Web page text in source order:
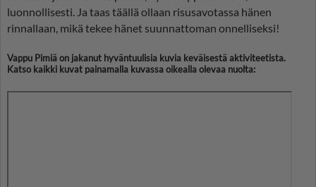
luonnollisesti. Ja taas täällä ollaan risusavotassa hänen
rinnallaan, mikä tekee hänet suunnattoman onnelliseksi!
Vappu Pimiä on jakanut hyväntuulisia kuvia keväisestä aktiviteetista.
Katso kaikki kuvat painamalla kuvassa oikealla olevaa nuolta: